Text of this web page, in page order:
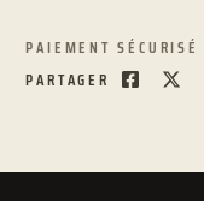
PAIEMENT SÉCURISÉ
PARTAGER